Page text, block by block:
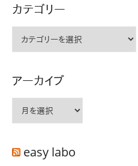
カテゴリー
リ
アーカイブ
イ easy labo